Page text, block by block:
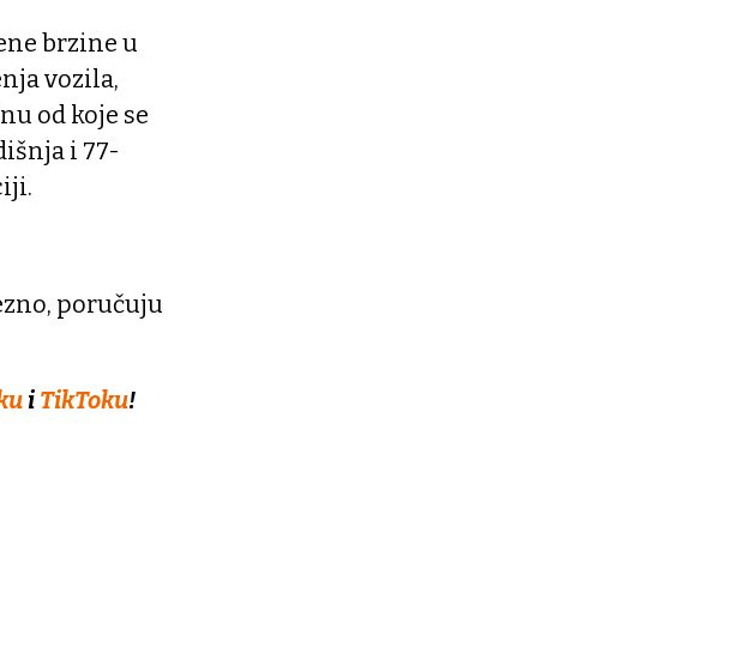
brzine u
vozila,
od koje se
i 77-
poručuju
i TikToku!